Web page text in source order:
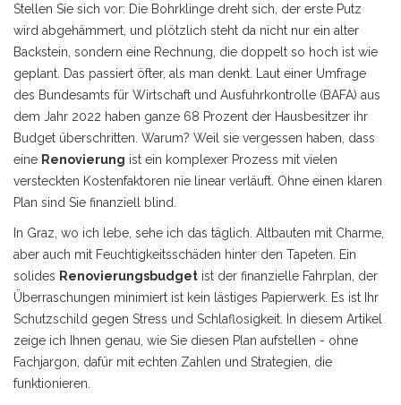
Stellen Sie sich vor: Die Bohrklinge dreht sich, der erste Putz
wird abgehämmert, und plötzlich steht da nicht nur ein alter
Backstein, sondern eine Rechnung, die doppelt so hoch ist wie
geplant. Das passiert öfter, als man denkt. Laut einer Umfrage
des Bundesamts für Wirtschaft und Ausfuhrkontrolle (BAFA) aus
dem Jahr 2022 haben ganze 68 Prozent der Hausbesitzer ihr
Budget überschritten. Warum? Weil sie vergessen haben, dass
eine Renovierung ist ein komplexer Prozess mit vielen
versteckten Kostenfaktoren nie linear verläuft. Ohne einen klaren
Plan sind Sie finanziell blind.
In Graz, wo ich lebe, sehe ich das täglich. Altbauten mit Charme,
aber auch mit Feuchtigkeitsschäden hinter den Tapeten. Ein
solides Renovierungsbudget ist der finanzielle Fahrplan, der
Überraschungen minimiert ist kein lästiges Papierwerk. Es ist Ihr
Schutzschild gegen Stress und Schlaflosigkeit. In diesem Artikel
zeige ich Ihnen genau, wie Sie diesen Plan aufstellen - ohne
Fachjargon, dafür mit echten Zahlen und Strategien, die
funktionieren.